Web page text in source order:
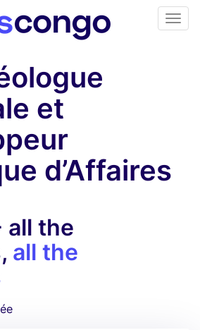
et
d’Affaires
all the
all the